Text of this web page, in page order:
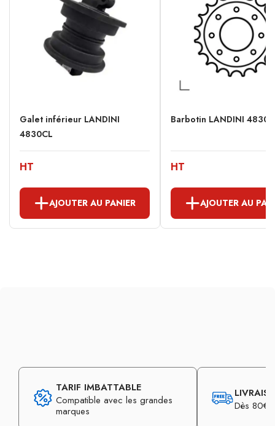
Galet inférieur LANDINI
4830CL
HT
AJOUTER AU PANIER
Barbotin LANDINI
HT
AJOUTER AU
TARIF IMBATTABLE
Compatible avec les grandes
marques
Dès 80€